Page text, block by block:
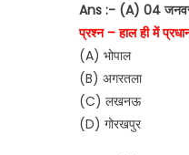
Ans :- (A) 04
प्रश्न – हाल ही में
(A) भोपाल
(B) अगरतला
(C) लखनऊ
(D) गोरखपुर